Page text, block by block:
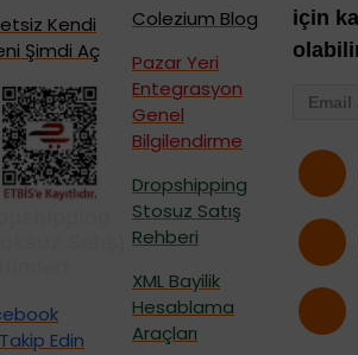
Kendi
Şimdi Aç
Edin
Colezium Blog
Pazar Yeri
Entegrasyon
Genel
Bilgilendirme
Dropshipping
Stosuz Satış
Rehberi
XML Bayilik
Hesablama
Araçları
için